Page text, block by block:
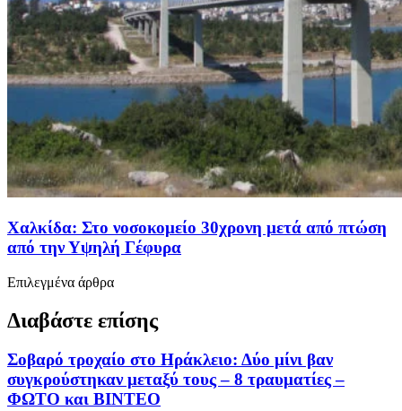
Χαλκίδα: Στο νοσοκομείο 30χρονη μετά από πτώση
από την Υψηλή Γέφυρα
Επιλεγμένα άρθρα
Διαβάστε επίσης
Σοβαρό τροχαίο στο Ηράκλειο: Δύο μίνι βαν
συγκρούστηκαν μεταξύ τους – 8 τραυματίες –
ΦΩΤΟ και ΒΙΝΤΕΟ